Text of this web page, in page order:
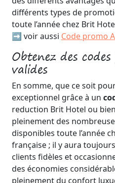
différents types de
toute l’année chez Brit
➡️ voir aussi Code promo
Obtenez des
valides
En somme, que ce soit
exceptionnel grâce à un
reduction Brit Hotel ou
pleinement des
disponibles toute l’année
française ; il y aura
clients fidèles et
des économies
pleinement du confort